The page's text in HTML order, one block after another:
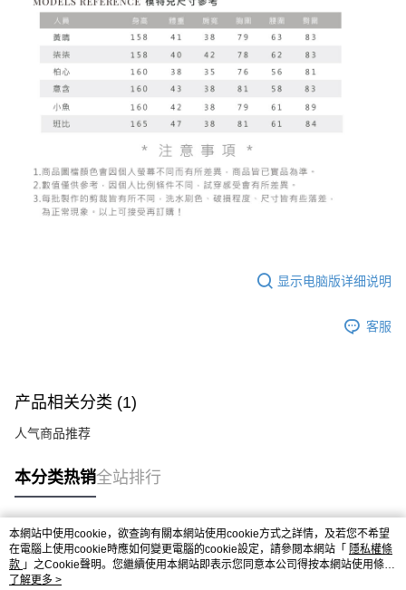
显示电脑版详细说明
客服
产品相关分类 (1)
人气商品推荐
本分类热销全站排行
热门标签
本網站中使用cookie，欲查詢有關本網站使用cookie方式之詳情，及若您不希望
在電腦上使用cookie時應如何變更電腦的cookie設定，請參閱本網站「 隱私權條
款 」之Cookie聲明。您繼續使用本網站即表示您同意本公司得按本網站使用條款
之Cookie聲明使用cookie。
了解更多 >